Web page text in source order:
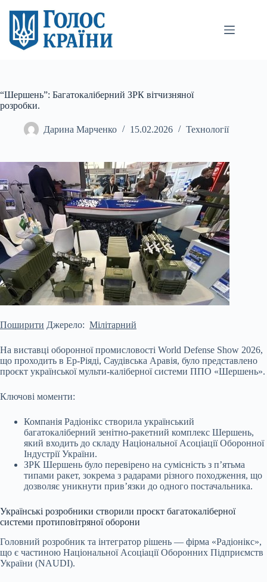
вмісту
“Шершень”: Багатокаліберний ЗРК вітчизняної
розробки.
Дарина Марченко 15.02.2026 Технології
Поширити Джерело: Мілітарний
На виставці оборонної промисловості World Defense Show 2026,
що проходить в Ер-Ріяді, Саудівська Аравія, було представлено
проєкт української мульти-каліберної системи ППО «Шершень».
Ключові моменти:
Компанія Радіонікс створила український
багатокаліберний зенітно-ракетний комплекс Шершень,
який входить до складу Національної Асоціації Оборонної
Індустрії України.
ЗРК Шершень було перевірено на сумісність з п’ятьма
типами ракет, зокрема з радарами різного походження, що
дозволяє уникнути прив’язки до одного постачальника.
Українські розробники створили проєкт багатокаліберної
системи протиповітряної оборони
Головний розробник та інтегратор рішень — фірма «Радіонікс»,
що є частиною Національної Асоціації Оборонних Підприємств
України (NAUDI).